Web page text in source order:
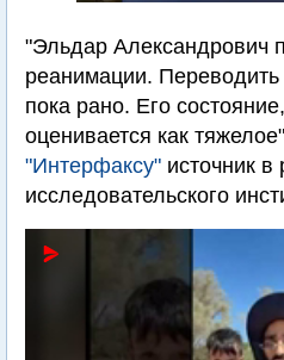
"Эльдар Александрович
реанимации.
пока рано. Его
оценивается как
"Интерфаксу" источник в
исследовательского